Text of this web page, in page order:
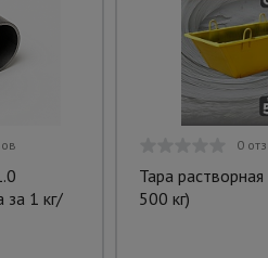
за 1 кг/
0
Тара
500 кг)